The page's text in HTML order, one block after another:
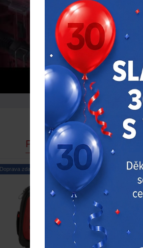
PODOBNÉ PRODUKTY
Doprava zdarma Doprava zdarma